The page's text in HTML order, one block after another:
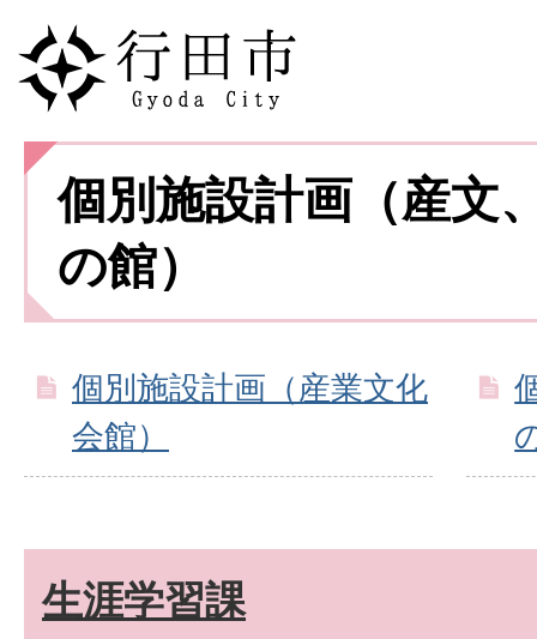
個別施設計画（産文
の館）
個別施設計画（産業文化
会館）
生涯学習課